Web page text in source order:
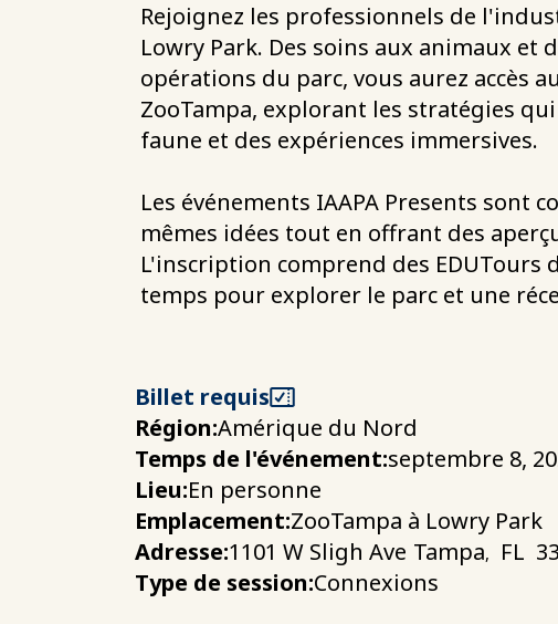
Rejoignez les professionnels de
Lowry Park. Des soins aux animaux
opérations du parc, vous aurez accès
ZooTampa, explorant les stratégies
faune et des expériences immersives.
Les événements IAAPA Presents sont
mêmes idées tout en offrant des
L'inscription comprend des EDUTours
temps pour explorer le parc et une
Billet requis
Région:Amérique du Nord
Temps de l'événement:septembre 8,
Lieu:En personne
Emplacement:ZooTampa à Lowry Park
Adresse:1101 W Sligh Ave Tampa, FL
Type de session:Connexions